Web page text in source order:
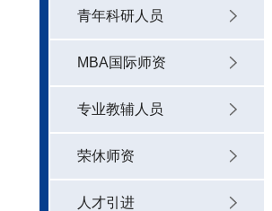
青年科研人员
MBA国际师资
专业教辅人员
荣休师资
人才引进